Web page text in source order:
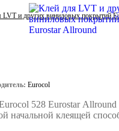
LVT и других виниловых покрытий
Eurocol
528 Eurostar
начальной клеящей